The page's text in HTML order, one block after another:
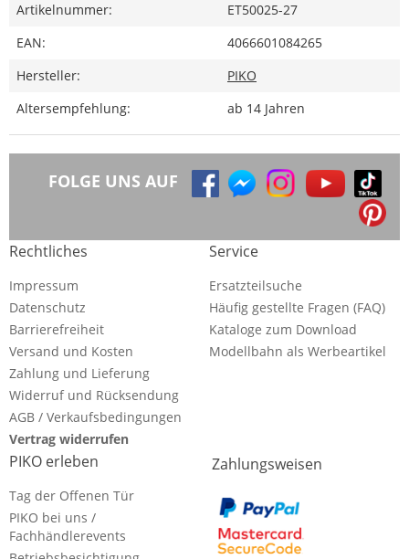
Artikelnummer:
ET50025-27
EAN:
4066601084265
Hersteller:
PIKO
Altersempfehlung:
ab 14 Jahren
FOLGE UNS AUF
Rechtliches
Impressum
Datenschutz
Barrierefreiheit
Versand und Kosten
Zahlung und Lieferung
Widerruf und Rücksendung
AGB / Verkaufsbedingungen
Vertrag widerrufen
Service
Ersatzteilsuche
Häufig gestellte Fragen (FAQ)
Kataloge zum Download
Modellbahn als Werbeartikel
PIKO erleben
Tag der Offenen Tür
PIKO bei uns /
Fachhändlerevents
Zahlungsweisen